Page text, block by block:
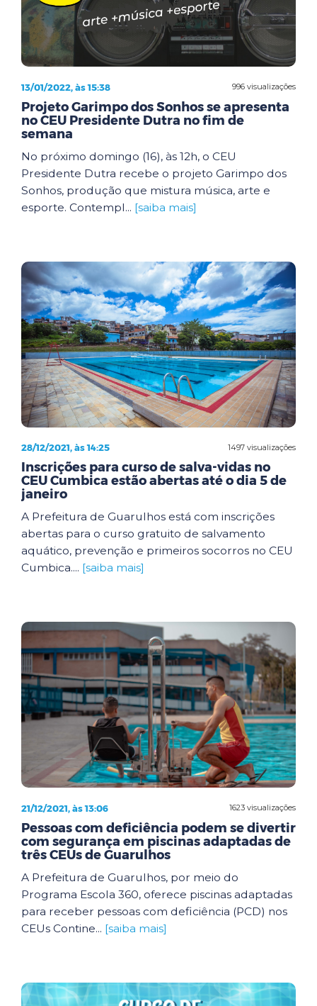
996 visualizações
13/01/2022, às 15:38
Projeto Garimpo dos Sonhos se apresenta
no CEU Presidente Dutra no fim de
semana
No próximo domingo (16), às 12h, o CEU
Presidente Dutra recebe o projeto Garimpo dos
Sonhos, produção que mistura música, arte e
esporte. Contempl... [saiba mais]
1497 visualizações
28/12/2021, às 14:25
Inscrições para curso de salva-vidas no
CEU Cumbica estão abertas até o dia 5 de
janeiro
A Prefeitura de Guarulhos está com inscrições
abertas para o curso gratuito de salvamento
aquático, prevenção e primeiros socorros no CEU
Cumbica.... [saiba mais]
1623 visualizações
21/12/2021, às 13:06
Pessoas com deficiência podem se divertir
com segurança em piscinas adaptadas de
três CEUs de Guarulhos
A Prefeitura de Guarulhos, por meio do
Programa Escola 360, oferece piscinas adaptadas
para receber pessoas com deficiência (PCD) nos
CEUs Contine... [saiba mais]